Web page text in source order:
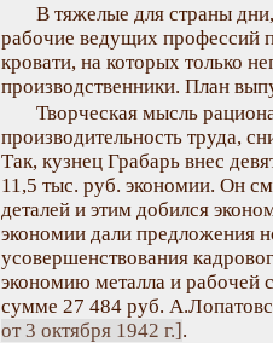
В тяжелые для страны
рабочие ведущих профессий
кровати, на которых только
производственники. План
Творческая мысль
производительность труда,
Так, кузнец Грабарь внес
11,5 тыс. руб. экономии. Он
деталей и этим добился
экономии дали предложения
усовершенствования
экономию металла и
сумме 27 484 руб.
от 3 октября 1942 г.].